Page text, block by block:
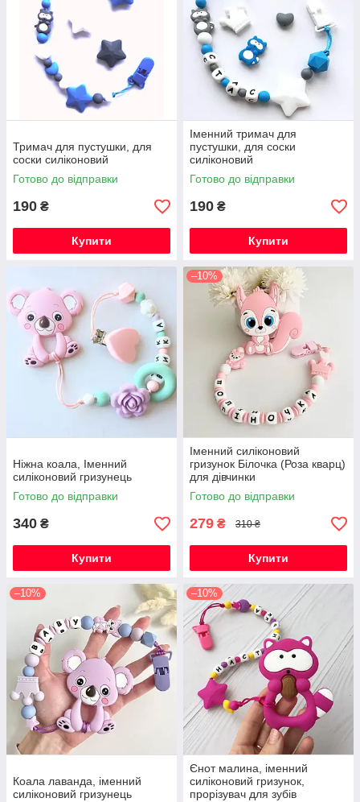
Тримач для пустушки, для
соски силіконовий
Готово до відправки
190 ₴
Купити
Іменний тримач для
пустушки, для соски
силіконовий
Готово до відправки
190 ₴
Купити
Ніжна коала, Іменний
силіконовий гризунець
Готово до відправки
340 ₴
Купити
–10%
Іменний силіконовий
гризунок Білочка (Роза кварц)
для дівчинки
Готово до відправки
279 ₴ 310 ₴
Купити
–10%
Коала лаванда, іменний
силіконовий гризунець
–10%
Єнот малина, іменний
силіконовий гризунок,
прорізувач для зубів